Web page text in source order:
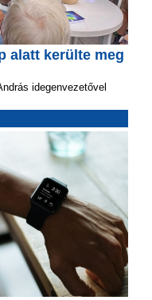
alatt kerülte meg
idegenvezetővel